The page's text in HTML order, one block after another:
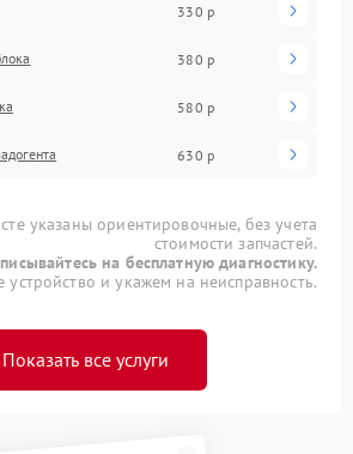
330 р
380 р
580 р
630 р
указаны ориентировочные, без учета
стоимости запчастей.
на бесплатную диагностику.
и укажем на неисправность.
Показать все услуги